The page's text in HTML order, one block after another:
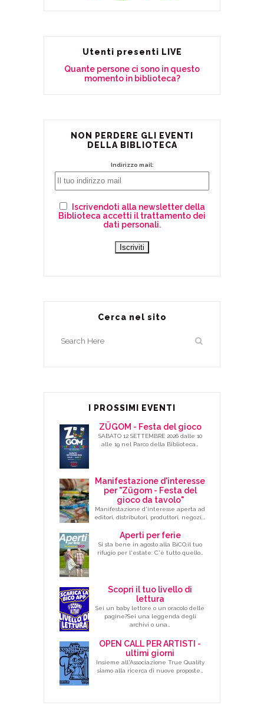
Utenti presenti LIVE
Quante persone ci sono in questo
momento in biblioteca?
NON PERDERE GLI EVENTI
DELLA BIBLIOTECA
Indirizzo mail:
Iscrivendoti alla newsletter della
Biblioteca accetti il trattamento dei
dati personali.
Cerca nel sito
I PROSSIMI EVENTI
ZÜGOM - Festa del gioco
SABATO 12 SETTEMBRE 2026 dalle 10
alle 19 nel Parco della Biblioteca…
Manifestazione d'interesse
per "Zügom - Festa del
gioco da tavolo"
Manifestazione d'interesse aperta ad
editori, distributori, produttori, negozi,…
Aperti per ferie
Si sta bene in agosto alla BiCO,il tuo
rifugio per l'estate: C'è tutto quello…
Scopri il tuo livello di
lettura
Sei un baby lettore o un oracolo delle
pagine?Sei una leggenda degli
archivi o una…
OPEN CALL PER ARTISTI -
ultimi giorni
Insieme all'Associazione True Quality
siamo alla ricerca di nuove proposte…